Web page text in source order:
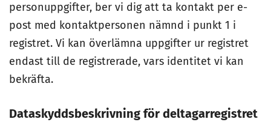
personuppgifter, ber vi dig att ta kontakt per e-
post med kontaktpersonen nämnd i punkt 1 i
registret. Vi kan överlämna uppgifter ur registret
endast till de registrerade, vars identitet vi kan
bekräfta.
Dataskyddsbeskrivning för deltagarregistret